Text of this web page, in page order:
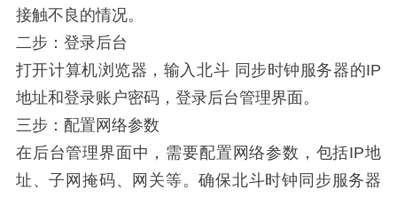
接触不良的情况。
二步：登录后台
打开计算机浏览器，输入北斗 同步时钟服务器的IP
地址和登录账户密码，登录后台管理界面。
三步：配置网络参数
在后台管理界面中，需要配置网络参数，包括IP地
址、子网掩码、网关等。确保北斗时钟同步服务器